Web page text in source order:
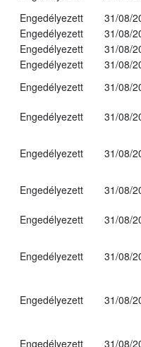
Engedélyezett
31/08/
Engedélyezett
31/08/
Engedélyezett
31/08/
Engedélyezett
31/08/
Engedélyezett
31/08/
Engedélyezett
31/08/
Engedélyezett 31/08/
Engedélyezett
31/08/
Engedélyezett
31/08/
Engedélyezett 31/08/
Engedélyezett 31/08/
Engedélyezett 31/08/